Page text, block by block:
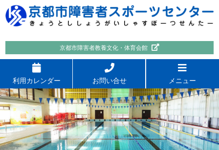
京都市障害者教養文化・体育会館
利用カレンダー お問い合せ メニュー